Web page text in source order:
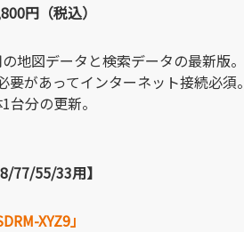
円（税込）
地図データと検索データの最新版。
があってインターネット接続必須。
分の更新。
77/55/33用】
XYZ9」